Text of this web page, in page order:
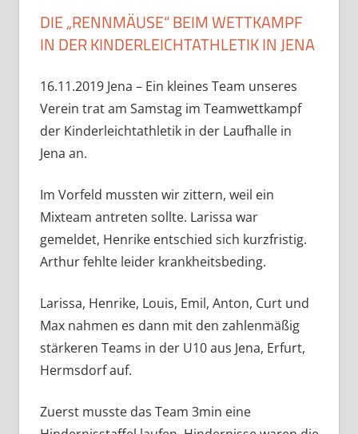
DIE „RENNMÄUSE“ BEIM WETTKAMPF
IN DER KINDERLEICHTATHLETIK IN JENA
16.11.2019 Jena – Ein kleines Team unseres
Verein trat am Samstag im Teamwettkampf
der Kinderleichtathletik in der Laufhalle in
Jena an.
Im Vorfeld mussten wir zittern, weil ein
Mixteam antreten sollte. Larissa war
gemeldet, Henrike entschied sich kurzfristig.
Arthur fehlte leider krankheitsbeding.
Larissa, Henrike, Louis, Emil, Anton, Curt und
Max nahmen es dann mit den zahlenmäßig
stärkeren Teams in der U10 aus Jena, Erfurt,
Hermsdorf auf.
Zuerst musste das Team 3min eine